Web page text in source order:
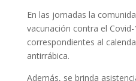
En las jornadas la
vacunación contra el
correspondientes al
antirrábica.
Además, se brinda